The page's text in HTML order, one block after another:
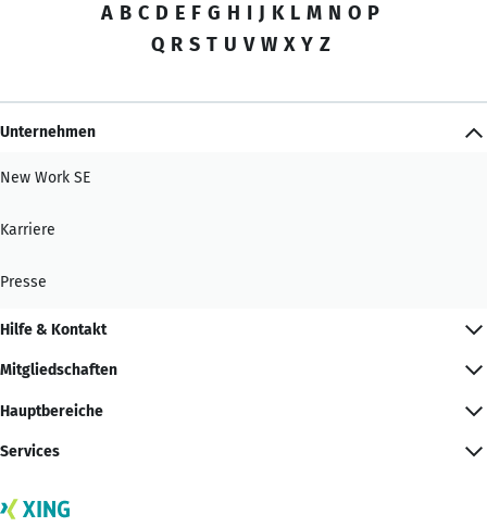
A B C D E F G H I J K L M N O P
Q R S T U V W X Y Z
Unternehmen
New Work SE
Karriere
Presse
Hilfe & Kontakt
Mitgliedschaften
Hauptbereiche
Services